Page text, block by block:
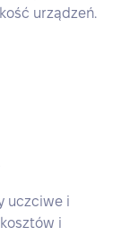
urządzeń.
uczciwe i
i